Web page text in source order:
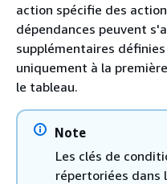
action spécifie des
dépendances peuvent
supplémentaires
uniquement à la
le tableau.
Note
Les clés de
répertoriées dans